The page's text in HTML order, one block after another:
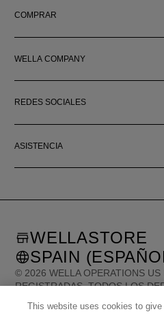
COMPRAR
WELLA COMPANY
REDES SOCIALES
ASISTENCIA
© 2026 WELLA OPERATIONS
REGISTRADAS. TODOS LOS
WELLASTORE
SPAIN
This website uses cookies to